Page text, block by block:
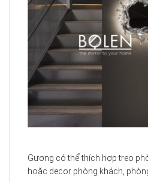
Gương có thể thích hợp treo
hoặc decor phòng khách,